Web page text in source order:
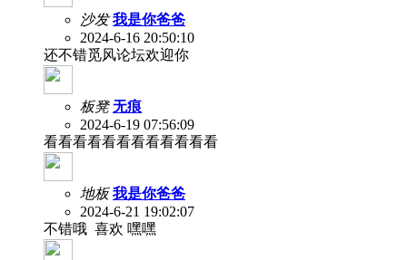
沙发 我是你爸爸
2024-6-16 20:50:10
还不错觅风论坛欢迎你
板凳 无痕
2024-6-19 07:56:09
看看看看看看看看看看看看
地板 我是你爸爸
2024-6-21 19:02:07
不错哦 喜欢 嘿嘿